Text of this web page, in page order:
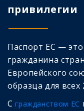
привилегии
Паспорт ЕС —
гражданина
Европейского
образца для
Сгражданством ЕС